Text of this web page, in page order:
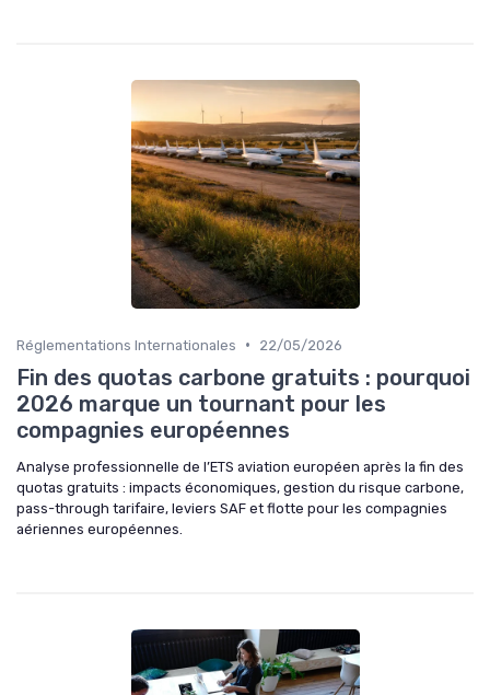
Réglementations Internationales • 22/05/2026
Fin des quotas carbone gratuits : pourquoi
2026 marque un tournant pour les
compagnies européennes
Analyse professionnelle de l’ETS aviation européen après la fin des
quotas gratuits : impacts économiques, gestion du risque carbone,
pass-through tarifaire, leviers SAF et flotte pour les compagnies
aériennes européennes.